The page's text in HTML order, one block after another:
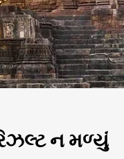
ન મળ્યું